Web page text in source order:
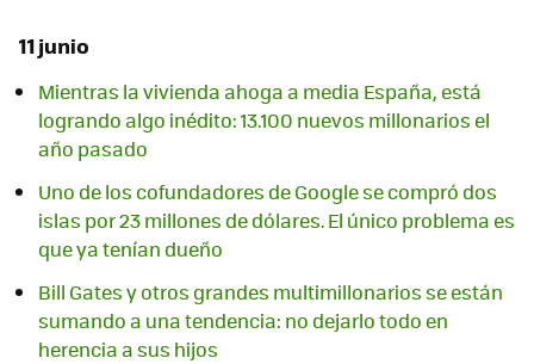
11 junio
Mientras la vivienda ahoga a media España, está
logrando algo inédito: 13.100 nuevos millonarios el
año pasado
Uno de los cofundadores de Google se compró dos
islas por 23 millones de dólares. El único problema es
que ya tenían dueño
Bill Gates y otros grandes multimillonarios se están
sumando a una tendencia: no dejarlo todo en
herencia a sus hijos